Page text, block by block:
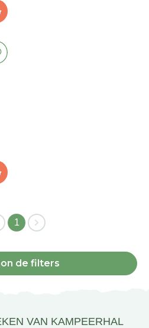
1
de filters
VAN KAMPEERHAL